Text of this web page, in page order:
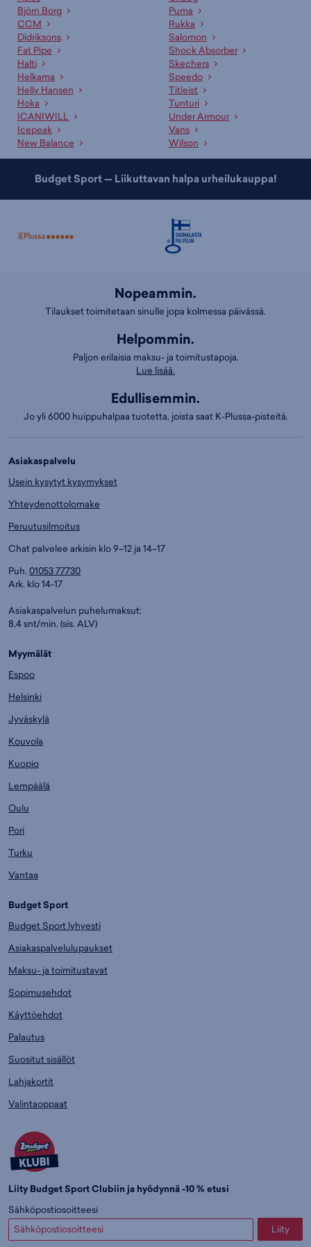
Björn Borg
CCM
Didriksons
Fat Pipe
Halti
Helkama
Helly Hansen
Hoka
ICANIWILL
Icepeak
New Balance
Puma
Rukka
Salomon
Shock Absorber
Skechers
Speedo
Titleist
Tunturi
Under Armour
Vans
Wilson
Budget Sport — Liikuttavan halpa urheilukauppa!
Nopeammin.
Tilaukset toimitetaan sinulle jopa kolmessa päivässä.
Helpommin.
Paljon erilaisia maksu- ja toimitustapoja.
Lue lisää.
Edullisemmin.
Jo yli 6000 huippuhalpaa tuotetta, joista saat K-Plussa-pisteitä.
Asiakaspalvelu
Usein kysytyt kysymykset
Yhteydenottolomake
Peruutusilmoitus
Chat palvelee arkisin klo 9–12 ja 14–17
Puh. 01053 77730
Ark. klo 14-17
Asiakaspalvelun puhelumaksut:
8,4 snt/min. (sis. ALV)
Myymälät
Espoo
Helsinki
Jyväskylä
Kouvola
Kuopio
Lempäälä
Oulu
Pori
Turku
Vantaa
Budget Sport
Budget Sport lyhyesti
Asiakaspalvelulupaukset
Maksu- ja toimitustavat
Sopimusehdot
Käyttöehdot
Palautus
Suositut sisällöt
Lahjakortit
Valintaoppaat
Liity Budget Sport Clubiin ja hyödynnä -10 % etusi
Sähköpostiosoitteesi
Liity